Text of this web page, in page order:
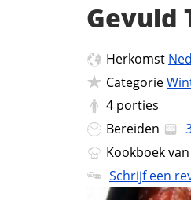
Gevuld
Herkomst
Categorie
4 porties
Bereiden
Kookboek van
Schrijf een